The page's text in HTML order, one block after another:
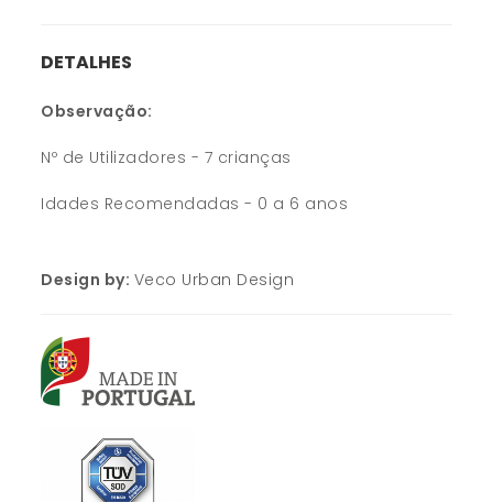
DETALHES
Observação:
Nº de Utilizadores - 7 crianças
Idades Recomendadas - 0 a 6 anos
Design by: Veco Urban Design